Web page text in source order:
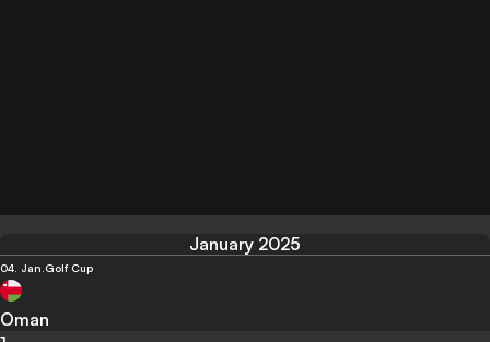
January 2025
04. Jan.Golf Cup
Oman